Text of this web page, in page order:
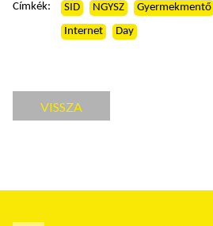
Címkék: SID NGYSZ Gyermekmentő
Internet
Day
VISSZA